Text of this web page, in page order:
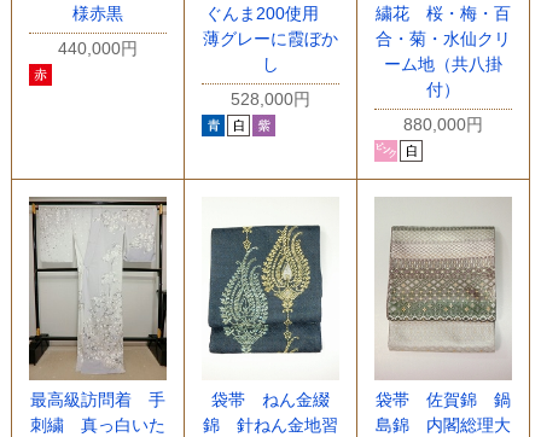
様赤黒
440,000円
ぐんま200使用
薄グレーに霞ぼか
し
528,000円
繍花 桜・梅・百
合・菊・水仙クリ
ーム地（共八掛
付）
880,000円
最高級訪問着 手
刺繍 真っ白いた
袋帯 ねん金綴
錦 針ねん金地習
袋帯 佐賀錦 鍋
島錦 内閣総理大